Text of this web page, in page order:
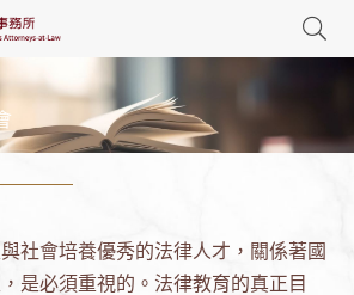
社會培養優秀的法律人才，關係著國
是必須重視的。法律教育的真正目